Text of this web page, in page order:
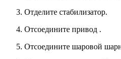
Отделите стабилизатор.
Отсоедините привод .
Отсоедините шаровой